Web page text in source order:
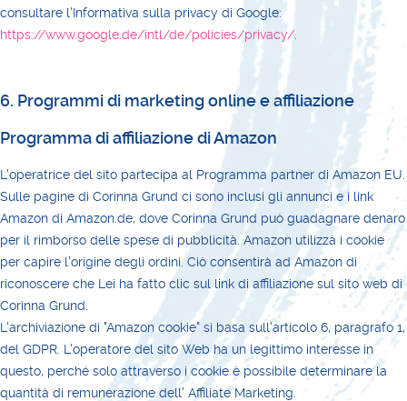
consultare l'Informativa sulla privacy di Google:
https://www.google.de/intl/de/policies/privacy/
6. Programmi di marketing online e affiliazione
Programma di affiliazione di Amazon
L'operatrice del sito partecipa al Programma partner di Amazon EU.
Sulle pagine di Corinna Grund ci sono inclusi gli annunci e i link
Amazon di Amazon.de, dove Corinna Grund può guadagnare denaro
per il rimborso delle spese di pubblicità. Amazon utilizza i cookie
per capire l'origine degli ordini. Ciò consentirà ad Amazon di
riconoscere che Lei ha fatto clic sul link di affiliazione sul sito web di
Corinna Grund.
L'archiviazione di "Amazon cookie" si basa sull'articolo 6, paragrafo 1,
del GDPR. L'operatore del sito Web ha un legittimo interesse in
questo, perché solo attraverso i cookie è possibile determinare la
quantità di remunerazione dell' Affiliate Marketing.